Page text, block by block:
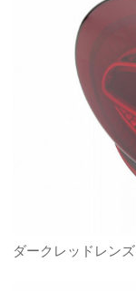
ダークレッドレンズ